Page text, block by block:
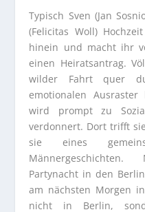
Typisch Sven (Jan
(Felicitas Woll)
hinein und macht ihr
einen Heiratsantrag.
wilder Fahrt quer
emotionalen
wird prompt zu
verdonnert. Dort trifft
sie eines
Partynacht in den
am nächsten Morgen
nicht in Berlin,